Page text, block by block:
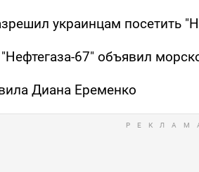
украинцам посетить
67" объявил
Диана Еременко